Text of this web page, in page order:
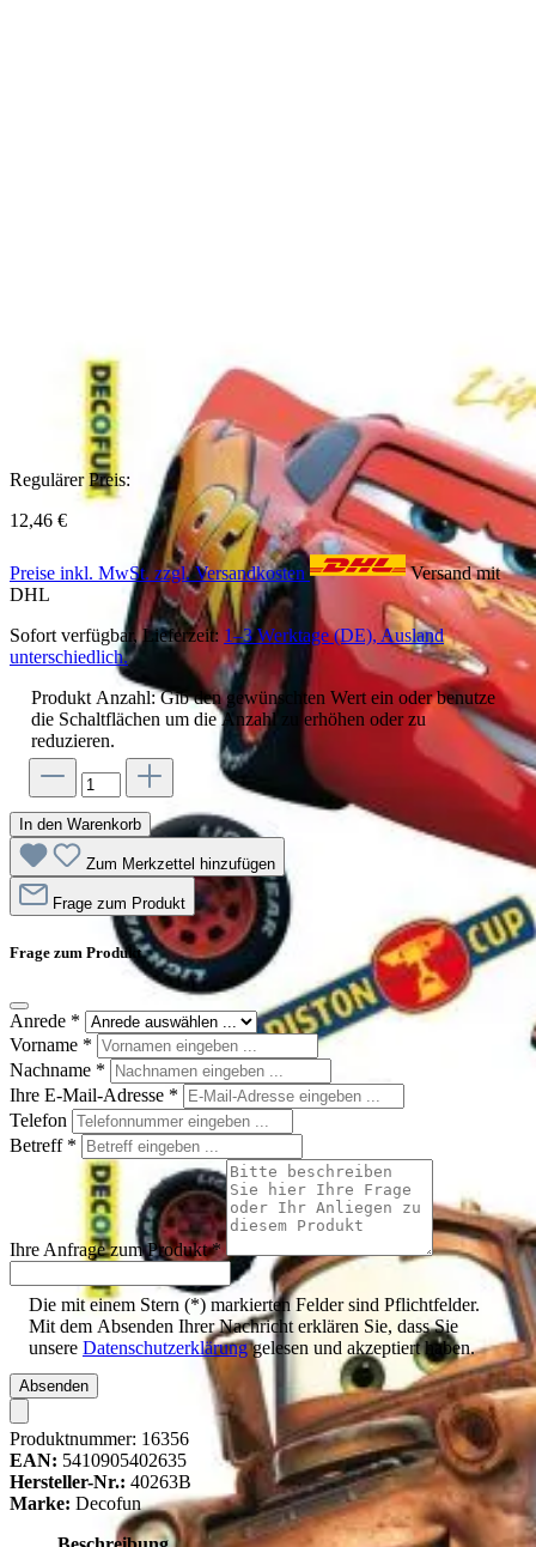
Regulärer Preis:
12,46 €
Preise inkl. MwSt. zzgl. Versandkosten
Versand mit
DHL
Sofort verfügbar, Lieferzeit: 1–3 Werktage (DE), Ausland
unterschiedlich.
Produkt Anzahl: Gib den gewünschten Wert ein oder benutze
die Schaltflächen um die Anzahl zu erhöhen oder zu
reduzieren.
In den Warenkorb
Zum Merkzettel hinzufügen
Frage zum Produkt
Frage zum Produkt
Anrede *
Vorname *
Nachname *
Ihre E-Mail-Adresse *
Telefon
Betreff *
Ihre Anfrage zum Produkt*
Die mit einem Stern (*) markierten Felder sind Pflichtfelder.
Mit dem Absenden Ihrer Nachricht erklären Sie, dass Sie
unsere Datenschutzerklärunggelesen und akzeptiert haben.
Absenden
Produktnummer: 16356
EAN: 5410905402635
Hersteller-Nr.: 40263B
Marke: Decofun